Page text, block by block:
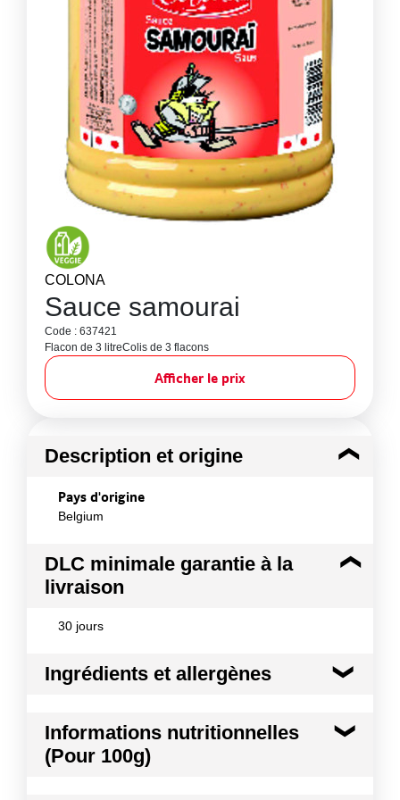
COLONA
Sauce samourai
Code : 637421
Flacon de 3 litreColis de 3 flacons
Afficher le prix
Description et origine
Pays d'origine
Belgium
DLC minimale garantie à la
livraison
30 jours
Ingrédients et allergènes
Huile de colza (76.95 %), jaunes d¿œufs (6.8 %),
purée de piments (4 %) (piments rouges, sel,
acidifiant : E260, conservateur: E211), vinaigre, eau,
Informations nutritionnelles
(Pour 100g)